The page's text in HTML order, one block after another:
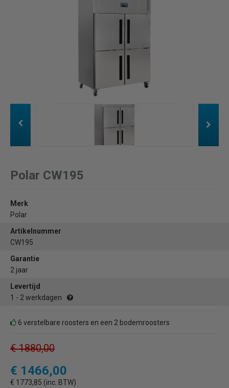
Polar CW195
Merk
Polar
Artikelnummer
CW195
Garantie
2 jaar
Levertijd
1 - 2 werkdagen
6 verstelbare roosters en een 2 bodemroosters
€ 1880,00
€ 1466,00
€ 1773,85 (inc. BTW)